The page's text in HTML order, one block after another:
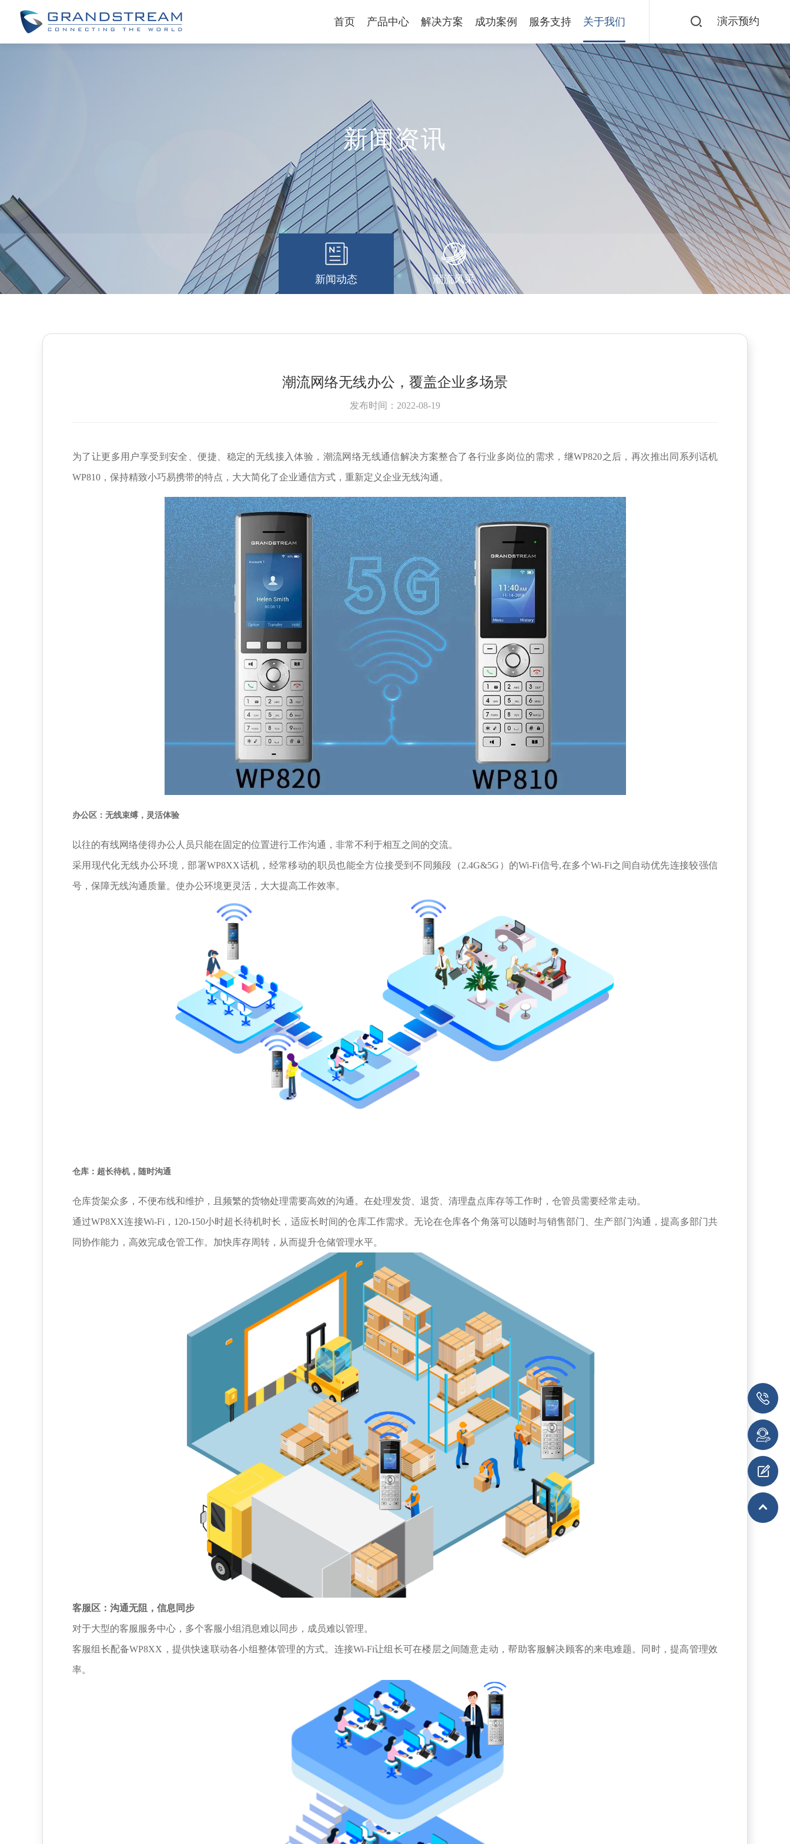
演示预约
首页 产品中心 解决方案 成功案例 服务支持 关于我们
新闻资讯
新闻动态 潮流风采
潮流网络无线办公，覆盖企业多场景
发布时间：2022-08-19
为了让更多用户享受到安全、便捷、稳定的无线接入体验，潮流网络无线通信解决方案整合了各行业多岗位的需求，继WP820之后，再次推出同系列话机
WP810，保持精致小巧易携带的特点，大大简化了企业通信方式，重新定义企业无线沟通。
办公区： 无线束缚 ， 灵活体验
以往的有线网络使得办公人员只能在固定的位置进行工作沟通，非常不利于相互之间的交流。
采用现代化无线办公环境，部署WP8XX话机， 经常移动的职员也能全方位接受到不同频段（2.4G&5G）的Wi-Fi信号,在多个Wi-Fi之间自动优先连接较强信
号，保障无线沟通质量。 使办公环境更灵活，大大提高工作效率。
仓库：超长待机， 随时沟通
仓库货架众多，不便布线和维护，且频繁的货物处理需要高效的沟通。 在处理发货、退货、清理盘点库存等工作时，仓管员需要经常走动。
通过WP8XX连接Wi-Fi， 120-150小时超长待机时长， 适应长时间的仓库工作需求。 无论在仓库各个角落可以随时与销售部门、生产部门沟通，提高多部门共
同协作能力，高效完成仓管工作。加快库存周转，从而提升仓储管理水平。
客服区：沟通无阻，信息同步
对于大型的客服服务中心，多个客服小组消息难以同步，成员难以管理。
客服组长配备WP8XX ，提供快速联动各小组整体管理的方式。连接Wi-Fi让组长可在楼层之间随意走动 ，帮助客服解决顾客的来电难题。同时，提高管理效
率。